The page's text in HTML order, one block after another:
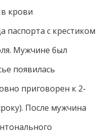
крови
паспорта с крестиком
Мужчине был
появилась
приговорен к 2-
После мужчина